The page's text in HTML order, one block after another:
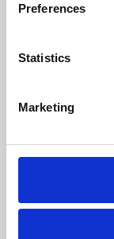
Preferences
Statistics
Marketing